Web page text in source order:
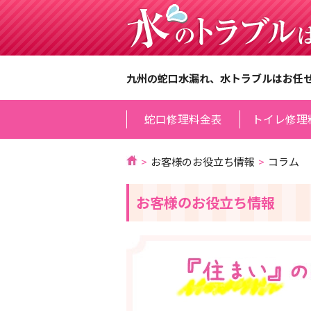
九州の蛇口水漏れ、水トラブルはお任
蛇口修理料金表 トイレ修
お客様のお役立ち情報 コラム
お客様のお役立ち情報